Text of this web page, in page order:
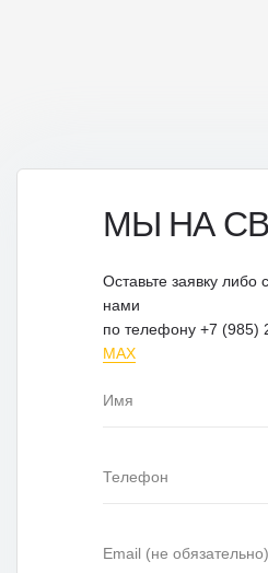
Оставьте заявку либо
нами
по телефону +7 (985)
MAX
МЫ НА